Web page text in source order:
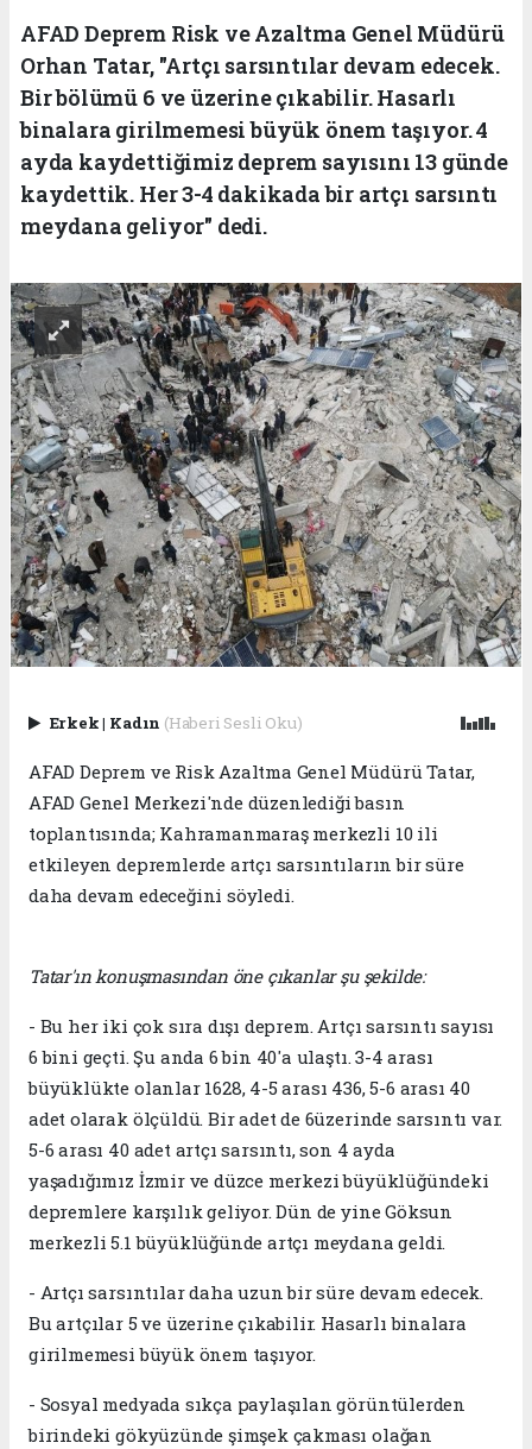
AFAD Deprem Risk ve Azaltma Genel Müdürü
Orhan Tatar, "Artçı sarsıntılar devam edecek.
Bir bölümü 6 ve üzerine çıkabilir. Hasarlı
binalara girilmemesi büyük önem taşıyor. 4
ayda kaydettiğimiz deprem sayısını 13 günde
kaydettik. Her 3-4 dakikada bir artçı sarsıntı
meydana geliyor" dedi.
Erkek| Kadın (Haberi Sesli Oku)
AFAD Deprem ve Risk Azaltma Genel Müdürü Tatar,
AFAD Genel Merkezi'nde düzenlediği basın
toplantısında; Kahramanmaraş merkezli 10 ili
etkileyen depremlerde artçı sarsıntıların bir süre
daha devam edeceğini söyledi.
Tatar'ın konuşmasından öne çıkanlar şu şekilde:
- Bu her iki çok sıra dışı deprem. Artçı sarsıntı sayısı
6 bini geçti. Şu anda 6 bin 40'a ulaştı. 3-4 arası
büyüklükte olanlar 1628, 4-5 arası 436, 5-6 arası 40
adet olarak ölçüldü. Bir adet de 6üzerinde sarsıntı var.
5-6 arası 40 adet artçı sarsıntı, son 4 ayda
yaşadığımız İzmir ve düzce merkezi büyüklüğündeki
depremlere karşılık geliyor. Dün de yine Göksun
merkezli 5.1 büyüklüğünde artçı meydana geldi.
- Artçı sarsıntılar daha uzun bir süre devam edecek.
Bu artçılar 5 ve üzerine çıkabilir. Hasarlı binalara
girilmemesi büyük önem taşıyor.
- Sosyal medyada sıkça paylaşılan görüntülerden
birindeki gökyüzünde şimşek çakması olağan